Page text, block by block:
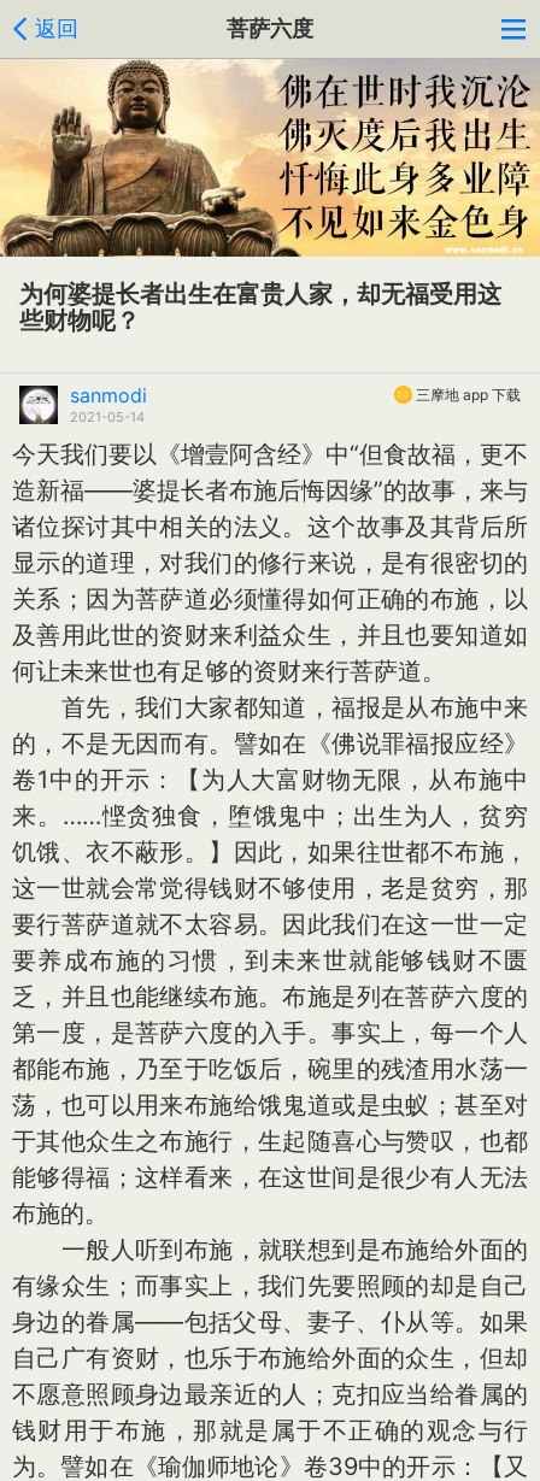
返回 菩萨六度
为何婆提长者出生在富贵人家，却无福受用这
些财物呢？
三摩地 app 下载
sanmodi
2021-05-14
今天我们要以《增壹阿含经》中“但食故福，更不
造新福——婆提长者布施后悔因缘”的故事，来与
诸位探讨其中相关的法义。这个故事及其背后所
显示的道理，对我们的修行来说，是有很密切的
关系；因为菩萨道必须懂得如何正确的布施，以
及善用此世的资财来利益众生，并且也要知道如
何让未来世也有足够的资财来行菩萨道。
首先，我们大家都知道，福报是从布施中来
的，不是无因而有。譬如在《佛说罪福报应经》
卷1中的开示：【为人大富财物无限，从布施中
来。……悭贪独食，堕饿鬼中；出生为人，贫穷
饥饿、衣不蔽形。】因此，如果往世都不布施，
这一世就会常觉得钱财不够使用，老是贫穷，那
要行菩萨道就不太容易。因此我们在这一世一定
要养成布施的习惯，到未来世就能够钱财不匮
乏，并且也能继续布施。布施是列在菩萨六度的
第一度，是菩萨六度的入手。事实上，每一个人
都能布施，乃至于吃饭后，碗里的残渣用水荡一
荡，也可以用来布施给饿鬼道或是虫蚁；甚至对
于其他众生之布施行，生起随喜心与赞叹，也都
能够得福；这样看来，在这世间是很少有人无法
布施的。
一般人听到布施，就联想到是布施给外面的
有缘众生；而事实上，我们先要照顾的却是自己
身边的眷属——包括父母、妻子、仆从等。如果
自己广有资财，也乐于布施给外面的众生，但却
不愿意照顾身边最亲近的人；克扣应当给眷属的
钱财用于布施，那就是属于不正确的观念与行
为。譬如在《瑜伽师地论》卷39中的开示：【又